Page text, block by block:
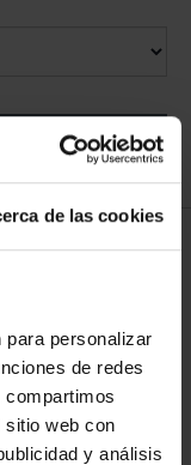
de las cookies
personalizar
de redes
sitio web con
y análisis